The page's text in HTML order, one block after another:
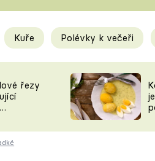
Tipy a
KAM ZA
Kuře Polévky k večeři
řezy